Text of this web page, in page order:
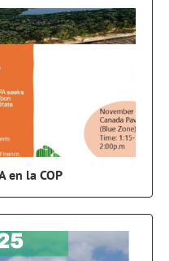
en la COP